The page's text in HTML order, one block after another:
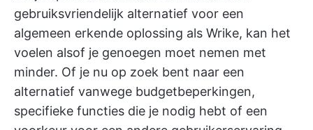
gebruiksvriendelijk alternatief voor een
algemeen erkende oplossing als Wrike, kan het
voelen alsof je genoegen moet nemen met
minder. Of je nu op zoek bent naar een
alternatief vanwege budgetbeperkingen,
specifieke functies die je nodig hebt of een